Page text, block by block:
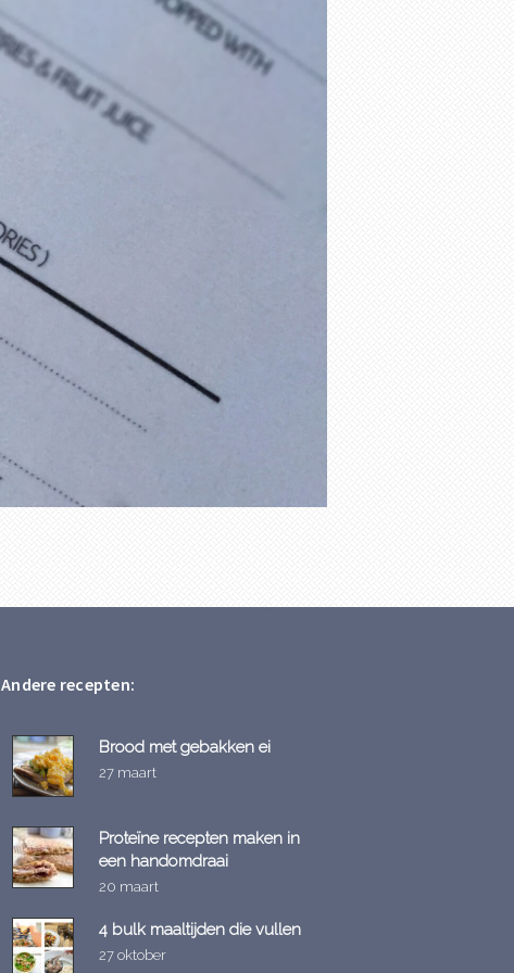
Andere recepten:
Brood met gebakken ei
27 maart
Proteïne recepten maken in
een handomdraai
20 maart
4 bulk maaltijden die vullen
27 oktober